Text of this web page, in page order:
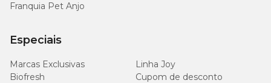
Franquia Pet Anjo
Especiais
Marcas Exclusivas
Linha Joy
Biofresh
Cupom de desconto